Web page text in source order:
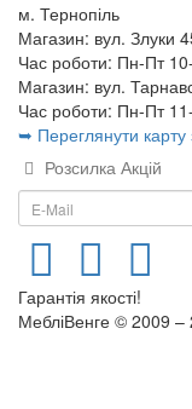
м. Тернопіль
Магазин: вул. Злуки
Час роботи: Пн-Пт
Магазин: вул.
Час роботи: Пн-Пт
➥ Переглянути
Розсилка Акцій
Гарантія якості!
МебліВенге © 2009 –